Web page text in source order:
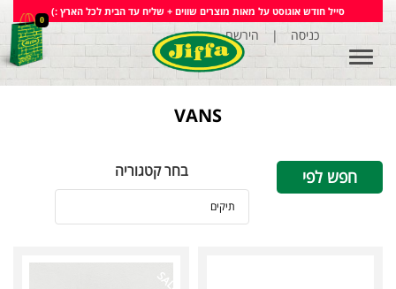
סייל חודש אוגוסט על מאות מוצרים שווים + שליח עד הבית לכל הארץ :)
Toggle
navigation
כניסה | הירשם
0
VANS
חפש לפי בחר קטגוריה
תיקים
SALE